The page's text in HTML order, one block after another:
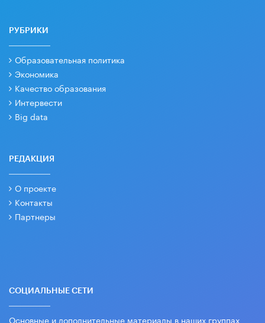
РУБРИКИ
Образовательная политика
Экономика
Качество образования
Интервести
Big data
РЕДАКЦИЯ
О проекте
Контакты
Партнеры
СОЦИАЛЬНЫЕ СЕТИ
Основные и дополнительные материалы в наших группах